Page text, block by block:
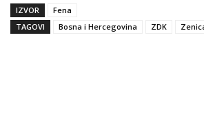
IZVOR
Fena
TAGOVI
Bosna i Hercegovina ZDK